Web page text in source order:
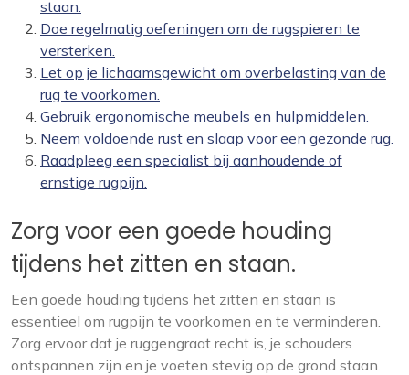
staan.
Doe regelmatig oefeningen om de rugspieren te
versterken.
Let op je lichaamsgewicht om overbelasting van de
rug te voorkomen.
Gebruik ergonomische meubels en hulpmiddelen.
Neem voldoende rust en slaap voor een gezonde rug.
Raadpleeg een specialist bij aanhoudende of
ernstige rugpijn.
Zorg voor een goede houding
tijdens het zitten en staan.
Een goede houding tijdens het zitten en staan is
essentieel om rugpijn te voorkomen en te verminderen.
Zorg ervoor dat je ruggengraat recht is, je schouders
ontspannen zijn en je voeten stevig op de grond staan.